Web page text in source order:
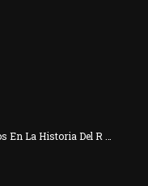
En La Historia Del R …